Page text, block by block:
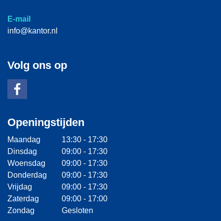
E-mail
info@kantor.nl
Volg ons op
Openingstijden
Maandag
13:30 - 17:30
Dinsdag
09:00 - 17:30
Woensdag
09:00 - 17:30
Donderdag
09:00 - 17:30
Vrijdag
09:00 - 17:30
Zaterdag
09:00 - 17:00
Zondag
Gesloten